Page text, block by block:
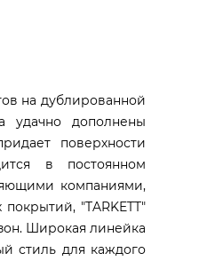
на дублированной
удачно дополнены
поверхности
в постоянном
компаниями,
"TARKETT"
Широкая линейка
стиль для каждого